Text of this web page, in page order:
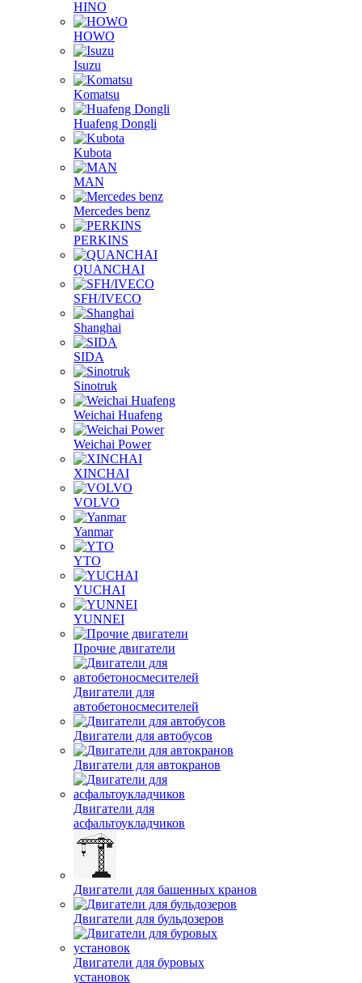
HOWO
Isuzu
Komatsu
Huafeng Dongli
Kubota
MAN
Mercedes benz
PERKINS
QUANCHAI
SFH/IVECO
Shanghai
SIDA
Sinotruk
Weichai Huafeng
Weichai Power
XINCHAI
VOLVO
Yanmar
YTO
YUCHAI
YUNNEI
Прочие двигатели
Двигатели для
автобетоносмесителей
Двигатели для автобусов
Двигатели для автокранов
Двигатели для
асфальтоукладчиков
Двигатели для башенных кранов
Двигатели для бульдозеров
Двигатели для буровых
установок